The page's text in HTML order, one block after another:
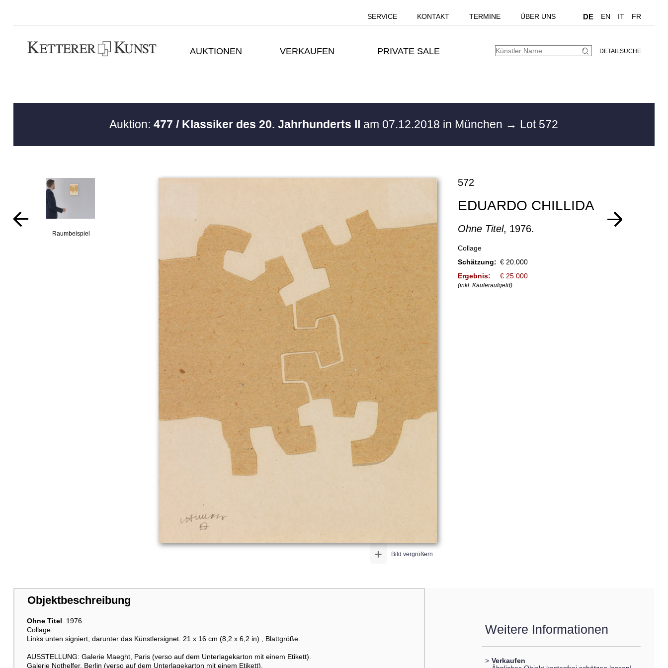
SERVICE KONTAKT TERMINE ÜBER UNS DE EN IT FR
AUKTIONEN VERKAUFEN PRIVATE SALE DETAILSUCHE
Auktion:477 / Klassiker des 20. Jahrhunderts II am 07.12.2018 in München → Lot 572
Raumbeispiel
Bild vergrößern
+
572
EDUARDO CHILLIDA
Ohne Titel, 1976.
Collage
Schätzung: € 20.000
Ergebnis:
€ 25.000
(inkl. Käuferaufgeld)
Objektbeschreibung
Ohne Titel. 1976.
Collage.
Links unten signiert, darunter das Künstlersignet. 21 x 16 cm (8,2 x 6,2 in) , Blattgröße.
AUSSTELLUNG: Galerie Maeght, Paris (verso auf dem Unterlagekarton mit einem Etikett).
Galerie Nothelfer, Berlin (verso auf dem Unterlagekarton mit einem Etikett).
Weitere Informationen
> Verkaufen